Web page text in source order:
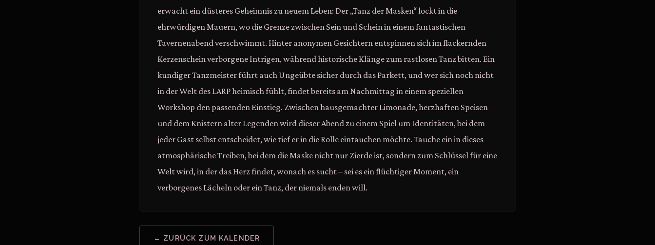
erwacht ein düsteres Geheimnis zu neuem Leben: Der „Tanz der Masken“ lockt in die
ehrwürdigen Mauern, wo die Grenze zwischen Sein und Schein in einem fantastischen
Tavernenabend verschwimmt. Hinter anonymen Gesichtern entspinnen sich im flackernden
Kerzenschein verborgene Intrigen, während historische Klänge zum rastlosen Tanz bitten. Ein
kundiger Tanzmeister führt auch Ungeübte sicher durch das Parkett, und wer sich noch nicht
in der Welt des LARP heimisch fühlt, findet bereits am Nachmittag in einem speziellen
Workshop den passenden Einstieg. Zwischen hausgemachter Limonade, herzhaften Speisen
und dem Knistern alter Legenden wird dieser Abend zu einem Spiel um Identitäten, bei dem
jeder Gast selbst entscheidet, wie tief er in die Rolle eintauchen möchte. Tauche ein in dieses
atmosphärische Treiben, bei dem die Maske nicht nur Zierde ist, sondern zum Schlüssel für eine
Welt wird, in der das Herz findet, wonach es sucht – sei es ein flüchtiger Moment, ein
verborgenes Lächeln oder ein Tanz, der niemals enden will.
← ZURÜCK ZUM KALENDER